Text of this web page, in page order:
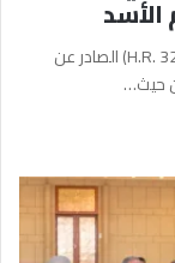
الأسد
رحبت “الحكومة السورية المؤقتة”، بالقرار رقم (H.R. 3202) الصادر عن
حيث…